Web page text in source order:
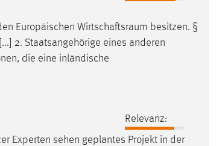
Europäischen Wirtschaftsraum besitzen. §
2. Staatsangehörige eines anderen
die eine inländische
Relevanz:
Experten sehen geplantes Projekt in der